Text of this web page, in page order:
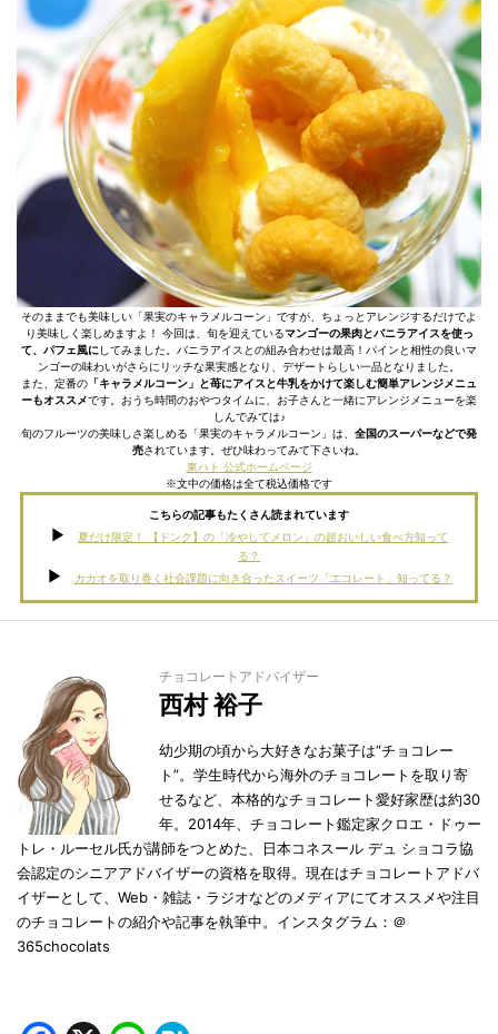
そのままでも美味しい「果実のキャラメルコーン」ですが、ちょっとアレンジするだけでよ
り美味しく楽しめますよ！ 今回は、旬を迎えているマンゴーの果肉とバニラアイスを使っ
て、パフェ風に してみました。バニラアイスとの組み合わせは最高！パインと相性の良いマ
ンゴーの味わいがさらにリッチな果実感となり、デザートらしい一品となりました。
また、定番の 「キャラメルコーン」と苺にアイスと牛乳をかけて楽しむ簡単アレンジメニュ
ーもオススメです。おうち時間のおやつタイムに、お子さんと一緒にアレンジメニューを楽
しんでみては♪
旬のフルーツの美味しさ楽しめる「果実のキャラメルコーン」は、 全国のスーパーなどで発
売されています。ぜひ味わってみて下さいね。
東ハト 公式ホームページ
※文中の価格は全て税込価格です
こちらの記事もたくさん読まれています
夏だけ限定！ 【ドンク】の「冷やしてメロン」の超おいしい食べ方知って
る？
カカオを取り巻く社会課題に向き合ったスイーツ「エコレート」知ってる？
チョコレートアドバイザー
西村 裕子
幼少期の頃から大好きなお菓子は“チョコレー
ト”。学生時代から海外のチョコレートを取り寄
せるなど、本格的なチョコレート愛好家歴は約30
年。2014年、チョコレート鑑定家クロエ・ドゥー
トレ・ルーセル氏が講師をつとめた、日本コネスール デュ ショコラ協
会認定のシニアアドバイザーの資格を取得。現在はチョコレートアドバ
イザーとして、Web・雑誌・ラジオなどのメディアにてオススメや注目
のチョコレートの紹介や記事を執筆中。インスタグラム：＠
365chocolats